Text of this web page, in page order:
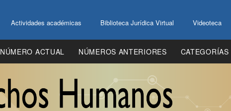
Actividades académicas Biblioteca Jurídica Virtual Videoteca
NÚMERO ACTUAL NÚMEROS ANTERIORES CATEGORÍAS